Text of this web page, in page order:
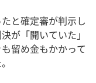
と確定審が判示し
が「開いていた」
留め金もかかって